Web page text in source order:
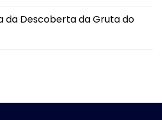
da Descoberta da Gruta do